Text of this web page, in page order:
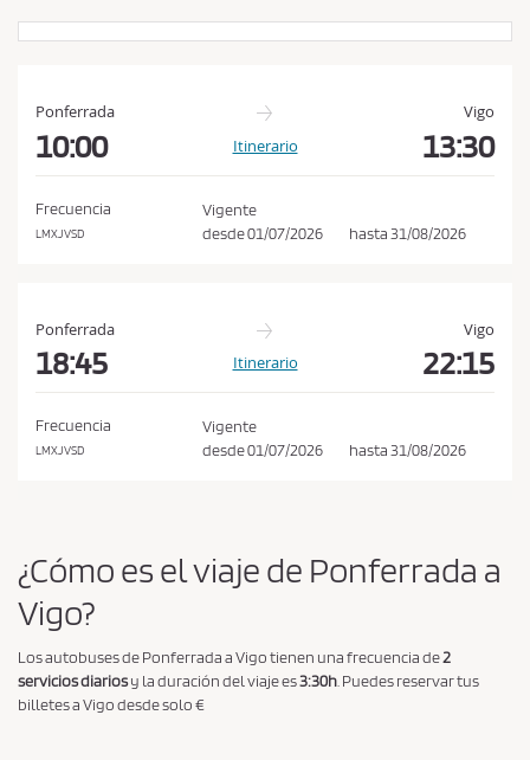
i
n
y
d
e
l
s
d
i
i
d
e
o
m
Ponferrada Vigo
10:00 Itinerario 13:30
Frecuencia
LMXJVSD
Vigente
desde01/07/2026 hasta 31/08/2026
Ponferrada Vigo
18:45 Itinerario 22:15
Frecuencia
LMXJVSD
Vigente
desde01/07/2026 hasta 31/08/2026
¿Cómo es el viaje de Ponferrada a
Vigo?
Los autobuses de Ponferrada a Vigo tienen una frecuencia de2
servicios diariosy la duración del viaje es3:30h . Puedes reservar tus
billetes a Vigo desde solo €